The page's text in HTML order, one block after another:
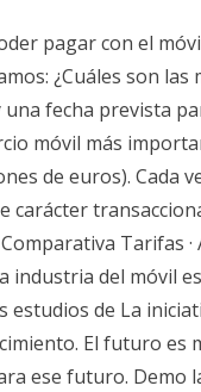
pagar con el
¿Cuáles son
fecha prevista
móvil más
de euros). Cada
carácter
Tarifas ·
industria del móvil
estudios de La
El futuro es
ese futuro. Demo